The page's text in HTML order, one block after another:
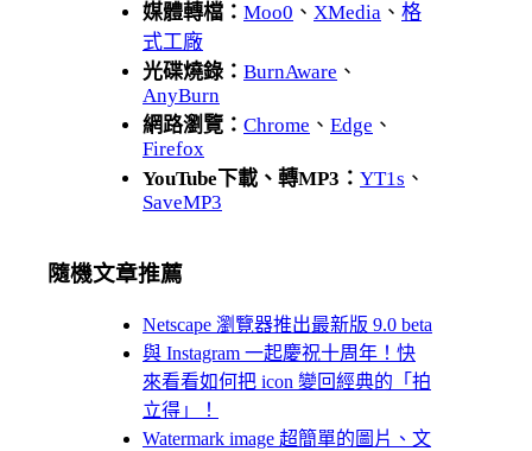
媒體轉檔： Moo0 、 XMedia 、 格
式工廠
光碟燒錄： BurnAware 、
AnyBurn
網路瀏覽： Chrome 、 Edge 、
Firefox
YouTube下載、轉MP3： YT1s 、
SaveMP3
隨機文章推薦
Netscape 瀏覽器推出最新版 9.0 beta
與 Instagram 一起慶祝十周年！快
來看看如何把 icon 變回經典的「拍
立得」！
Watermark image 超簡單的圖片、文